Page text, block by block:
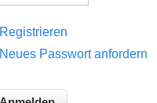
Registrieren
Neues Passwort anfordern